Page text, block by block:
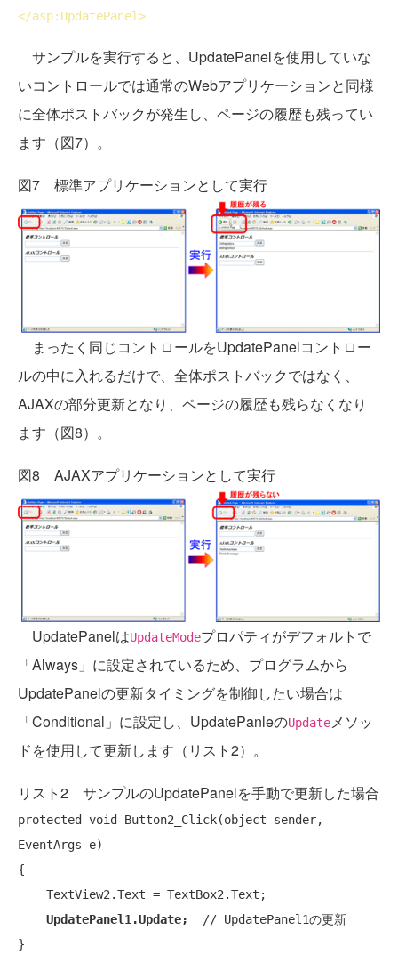
</asp:UpdatePanel>
サンプルを実行すると、UpdatePanelを使用していな
いコントロールでは通常のWebアプリケーションと同様
に全体ポストバックが発生し、ページの履歴も残ってい
ます（図7）。
図7 標準アプリケーションとして実行
まったく同じコントロールをUpdatePanelコントロー
ルの中に入れるだけで、全体ポストバックではなく、
AJAXの部分更新となり、ページの履歴も残らなくなり
ます（図8）。
図8 AJAXアプリケーションとして実行
UpdatePanelはUpdateModeプロパティがデフォルトで
「Always」に設定されているため、プログラムから
UpdatePanelの更新タイミングを制御したい場合は
「Conditional」に設定し、UpdatePanleのUpdateメソッ
ドを使用して更新します（リスト2）。
リスト2 サンプルのUpdatePanelを手動で更新した場合
protected void Button2_Click(object sender,
EventArgs e)
{
UpdatePanel1.Update;
// UpdatePanel1の更新